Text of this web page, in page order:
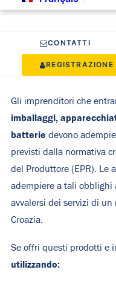
CONTATTI
REGISTRAZIONE
Gli imprenditori che
imballaggi,
batterie devono
previsti dalla normativa
del Produttore (EPR). Le
adempiere a tali obblighi
avvalersi dei servizi di un
Croazia.
Se offri questi prodotti e
utilizzando: